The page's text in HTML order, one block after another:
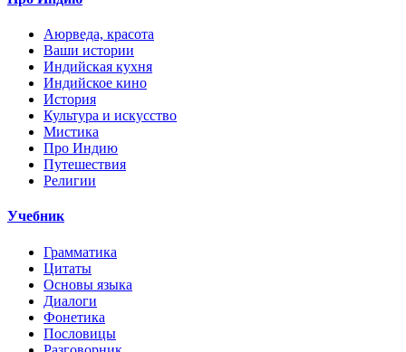
Аюрведа, красота
Ваши истории
Индийская кухня
Индийское кино
История
Культура и искусство
Мистика
Про Индию
Путешествия
Религии
Учебник
Грамматика
Цитаты
Основы языка
Диалоги
Фонетика
Пословицы